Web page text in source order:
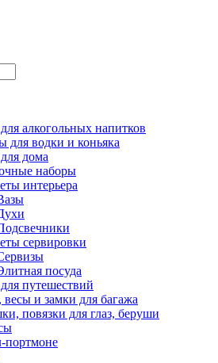
алкогольных напитков
для водки и коньяка
дома
наборы
интерьера
сервировки
посуда
путешествий
и замки для багажа
повязки для глаз, беруши
портмоне